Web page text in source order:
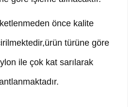
önce kalite
türüne göre
ile çok kat sarılarak